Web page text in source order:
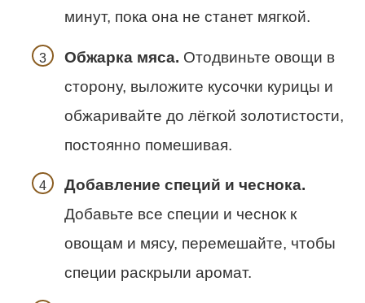
минут, пока она не станет мягкой.
Обжарка мяса. Отодвиньте овощи в
сторону, выложите кусочки курицы и
обжаривайте до лёгкой золотистости,
постоянно помешивая.
Добавление специй и чеснока.
Добавьте все специи и чеснок к
овощам и мясу, перемешайте, чтобы
специи раскрыли аромат.